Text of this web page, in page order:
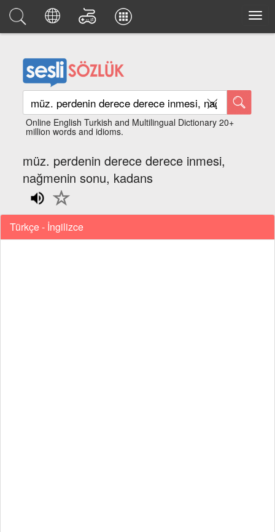
Online English Turkish and Multilingual Dictionary 20+
million words and idioms.
müz. perdenin derece derece inmesi,
nağmenin sonu, kadans
Türkçe - İngilizce